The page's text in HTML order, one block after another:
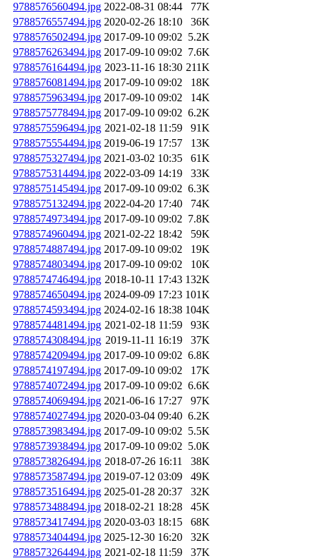
9788576560494.jpg 2022-08-31 08:44
77K
9788576557494.jpg 2020-02-26 18:10
36K
9788576502494.jpg 2017-09-10 09:02 5.2K
9788576263494.jpg 2017-09-10 09:02 7.6K
9788576164494.jpg 2023-11-16 18:30 211K
9788576081494.jpg 2017-09-10 09:02
18K
9788575963494.jpg 2017-09-10 09:02
14K
9788575778494.jpg 2017-09-10 09:02 6.2K
9788575596494.jpg 2021-02-18 11:59
91K
9788575554494.jpg 2019-06-19 17:57
13K
9788575327494.jpg 2021-03-02 10:35
61K
9788575314494.jpg 2022-03-09 14:19
33K
9788575145494.jpg 2017-09-10 09:02 6.3K
9788575132494.jpg 2022-04-20 17:40
74K
9788574973494.jpg 2017-09-10 09:02 7.8K
9788574960494.jpg 2021-02-22 18:42
59K
9788574887494.jpg 2017-09-10 09:02
19K
9788574803494.jpg 2017-09-10 09:02
10K
9788574746494.jpg 2018-10-11 17:43 132K
9788574650494.jpg 2024-09-09 17:23 101K
9788574593494.jpg 2024-02-16 18:38 104K
9788574481494.jpg 2021-02-18 11:59
93K
9788574308494.jpg 2019-11-11 16:19
37K
9788574209494.jpg 2017-09-10 09:02 6.8K
9788574197494.jpg 2017-09-10 09:02
17K
9788574072494.jpg 2017-09-10 09:02 6.6K
9788574069494.jpg 2021-06-16 17:27
97K
9788574027494.jpg 2020-03-04 09:40 6.2K
9788573983494.jpg 2017-09-10 09:02 5.5K
9788573938494.jpg 2017-09-10 09:02 5.0K
9788573826494.jpg 2018-07-26 16:11
38K
9788573587494.jpg 2019-07-12 03:09
49K
9788573516494.jpg 2025-01-28 20:37
32K
9788573488494.jpg 2018-02-21 18:28
45K
9788573417494.jpg 2020-03-03 18:15
68K
9788573404494.jpg 2025-12-30 16:20
32K
9788573264494.jpg 2021-02-18 11:59 37K